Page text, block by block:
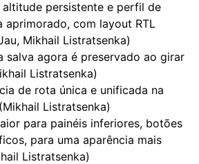
altitude persistente e perfil de
aprimorado, com layout RTL
Mikhail Listratsenka)
salva agora é preservado ao girar
Listratsenka)
de rota única e unificada na
Listratsenka)
para painéis inferiores, botões
para uma aparência mais
Listratsenka)